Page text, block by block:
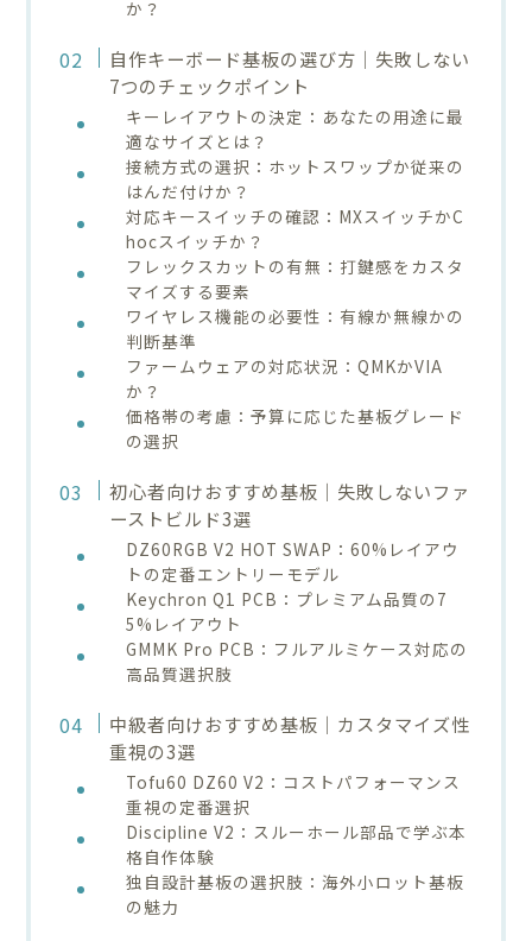
か？
自作キーボード基板の選び方｜失敗しない
7つのチェックポイント
キーレイアウトの決定：あなたの用途に最
適なサイズとは？
接続方式の選択：ホットスワップか従来の
はんだ付けか？
対応キースイッチの確認：MXスイッチかC
hocスイッチか？
フレックスカットの有無：打鍵感をカスタ
マイズする要素
ワイヤレス機能の必要性：有線か無線かの
判断基準
ファームウェアの対応状況：QMKかVIA
か？
価格帯の考慮：予算に応じた基板グレード
の選択
初心者向けおすすめ基板｜失敗しないファ
ーストビルド3選
DZ60RGB V2 HOT SWAP：60%レイアウ
トの定番エントリーモデル
Keychron Q1 PCB：プレミアム品質の7
5%レイアウト
GMMK Pro PCB：フルアルミケース対応の
高品質選択肢
中級者向けおすすめ基板｜カスタマイズ性
重視の3選
Tofu60 DZ60 V2：コストパフォーマンス
重視の定番選択
Discipline V2：スルーホール部品で学ぶ本
格自作体験
独自設計基板の選択肢：海外小ロット基板
の魅力